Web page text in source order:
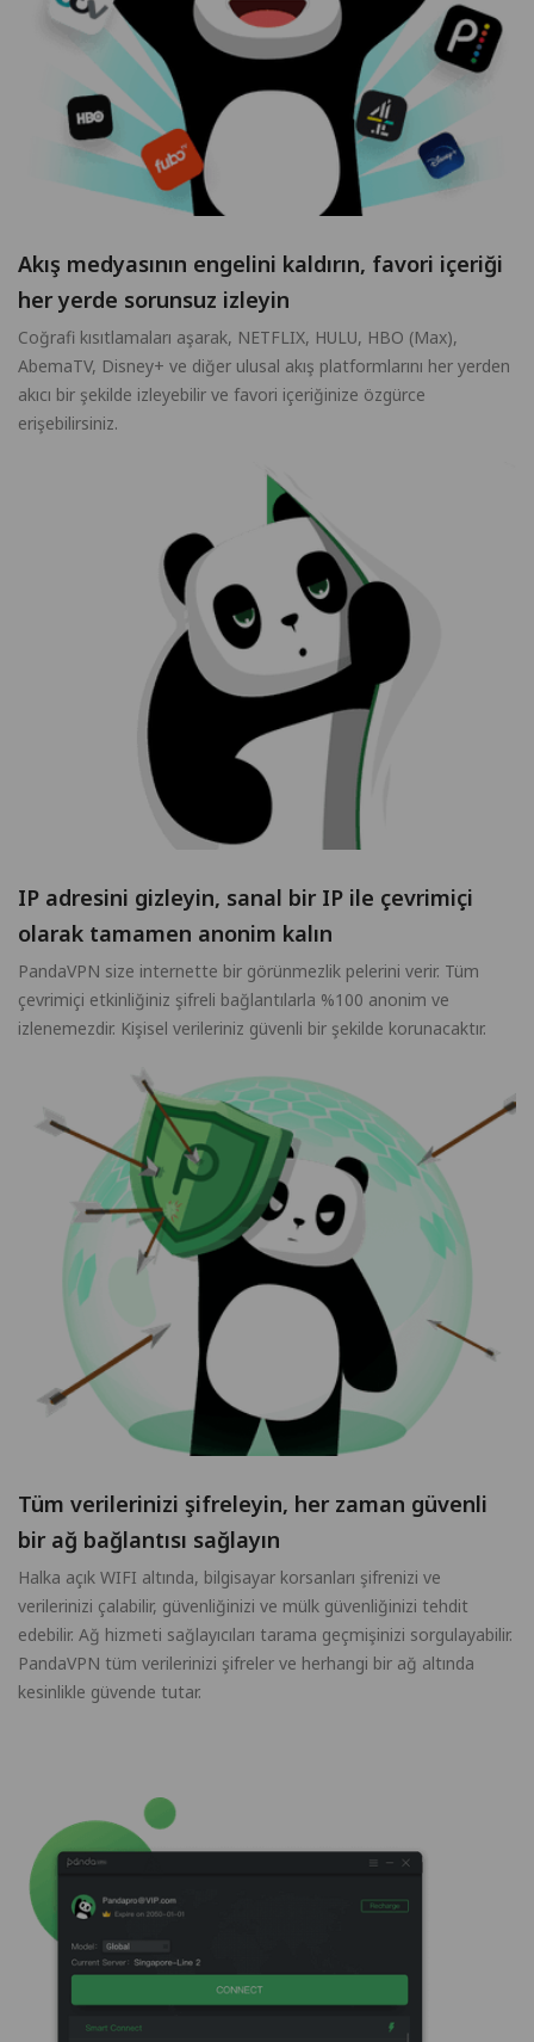
Akış medyasının engelini kaldırın, favori içeriği
her yerde sorunsuz izleyin
Coğrafi kısıtlamaları aşarak, NETFLIX, HULU, HBO (Max),
AbemaTV, Disney+ ve diğer ulusal akış platformlarını her yerden
akıcı bir şekilde izleyebilir ve favori içeriğinize özgürce
erişebilirsiniz.
IP adresini gizleyin, sanal bir IP ile çevrimiçi
olarak tamamen anonim kalın
PandaVPN size internette bir görünmezlik pelerini verir. Tüm
çevrimiçi etkinliğiniz şifreli bağlantılarla %100 anonim ve
izlenemezdir. Kişisel verileriniz güvenli bir şekilde korunacaktır.
Tüm verilerinizi şifreleyin, her zaman güvenli
bir ağ bağlantısı sağlayın
Halka açık WIFI altında, bilgisayar korsanları şifrenizi ve
verilerinizi çalabilir, güvenliğinizi ve mülk güvenliğinizi tehdit
edebilir. Ağ hizmeti sağlayıcıları tarama geçmişinizi sorgulayabilir.
PandaVPN tüm verilerinizi şifreler ve herhangi bir ağ altında
kesinlikle güvende tutar.